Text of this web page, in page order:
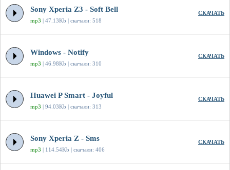
Sony Xperia Z3 - Soft Bell
mp3 | 47.13Kb | скачали: 518
СКАЧАТЬ
Windows - Notify
mp3 | 46.98Kb | скачали: 310
СКАЧАТЬ
Huawei P Smart - Joyful
mp3 | 94.03Kb | скачали: 313
СКАЧАТЬ
Sony Xperia Z - Sms
mp3 | 114.54Kb | скачали: 406
СКАЧАТЬ